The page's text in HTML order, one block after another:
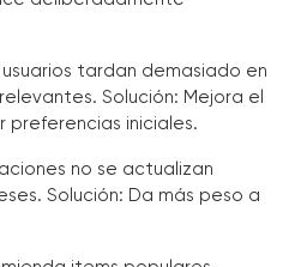
usuarios tardan demasiado en
Solución: Mejora el
iniciales.
no se actualizan
Solución: Da más peso a